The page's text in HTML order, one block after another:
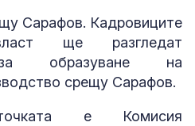
Сарафов. Кадровиците
ще разгледат
за образуване на
срещу Сарафов.
е Комисия